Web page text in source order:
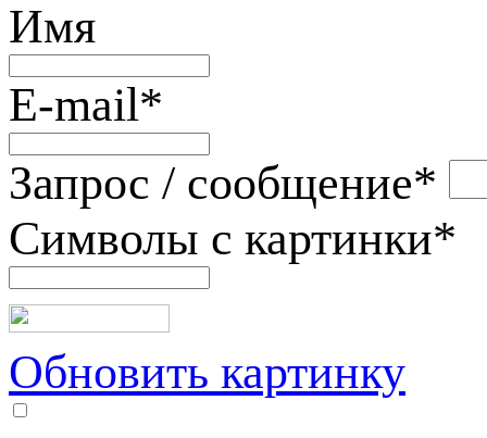
Имя
E-mail*
Запрос / сообщение*
Символы с картинки*
Обновить картинку